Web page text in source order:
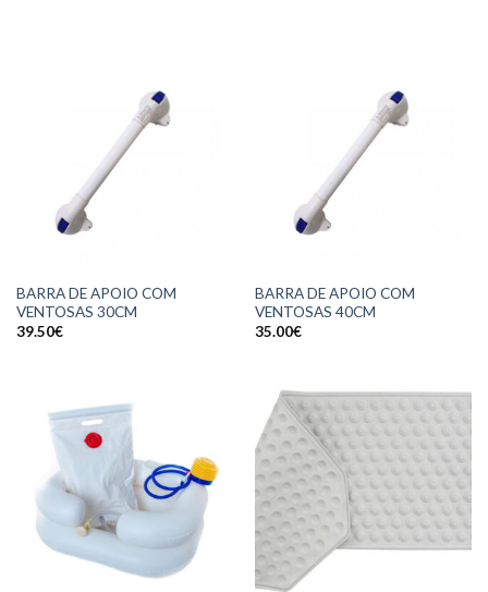
BARRA DE APOIO COM
VENTOSAS 30CM
39.50€
BARRA DE APOIO COM
VENTOSAS 40CM
35.00€